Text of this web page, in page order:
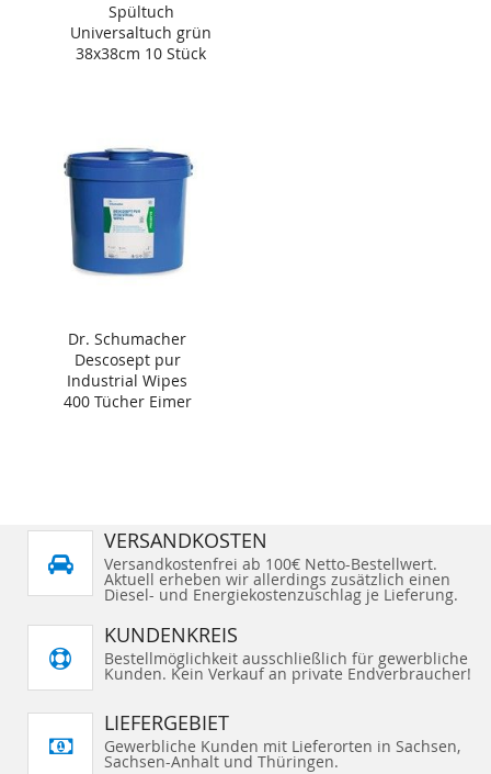
Spültuch
Universaltuch grün
38x38cm 10 Stück
Dr. Schumacher
Descosept pur
Industrial Wipes
400 Tücher Eimer
VERSANDKOSTEN
Versandkostenfrei ab 100€ Netto-Bestellwert.
Aktuell erheben wir allerdings zusätzlich einen
Diesel- und Energiekostenzuschlag je Lieferung.
KUNDENKREIS
Bestellmöglichkeit ausschließlich für gewerbliche
Kunden. Kein Verkauf an private Endverbraucher!
LIEFERGEBIET
Gewerbliche Kunden mit Lieferorten in Sachsen,
Sachsen-Anhalt und Thüringen.